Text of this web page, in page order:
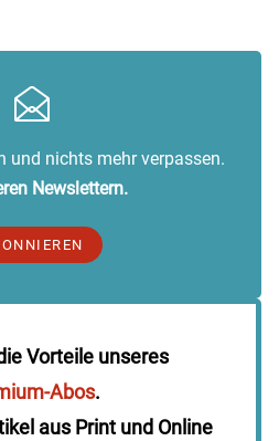
und nichts mehr verpassen.
Newslettern.
Vorteile unseres
Abos.
aus Print und Online